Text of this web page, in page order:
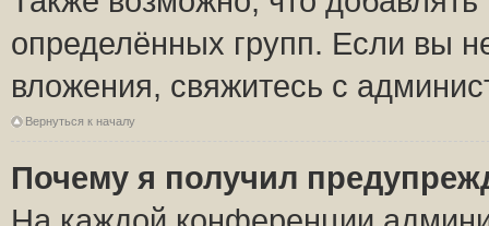
определённых групп. Если вы
вложения, свяжитесь с
Вернуться к началу
Почему я получил